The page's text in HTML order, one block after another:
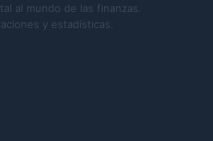
al mundo de las finanzas.
y estadísticas.